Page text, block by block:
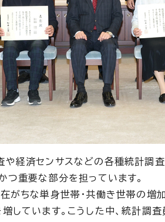
経済センサスなどの各種統計調
つ重要な部分を担っています。
がちな単身世帯・共働き世帯の増
しています。こうした中、統計調